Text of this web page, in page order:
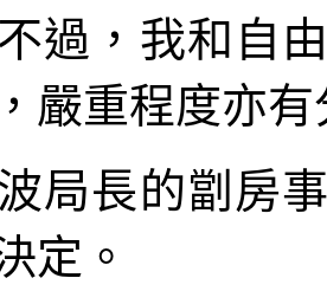
過，我和自
嚴重程度亦
局長的劏房
定。